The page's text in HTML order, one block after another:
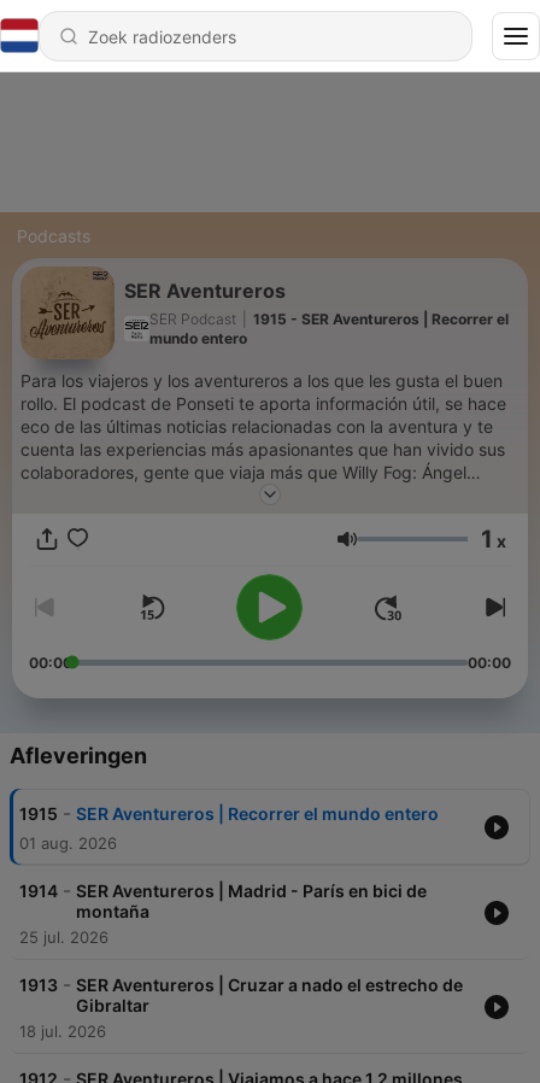
Podcasts
SER Aventureros
SER Podcast
1915 - SER Aventureros | Recorrer el
mundo entero
Para los viajeros y los aventureros a los que les gusta el buen
rollo. El podcast de Ponseti te aporta información útil, se hace
eco de las últimas noticias relacionadas con la aventura y te
cuenta las experiencias más apasionantes que han vivido sus
colaboradores, gente que viaja más que Willy Fog: Ángel
Colina, José Luis Angulo, Chema Rodríguez o Carlos Barrabés.
suscribes.
Volume 1 x
00:00 00:00
Afleveringen
1915 - SER Aventureros | Recorrer el mundo entero
01 aug. 2026
1914 - SER Aventureros | Madrid - París en bici de
montaña
25 jul. 2026
1913 - SER Aventureros | Cruzar a nado el estrecho de
Gibraltar
18 jul. 2026